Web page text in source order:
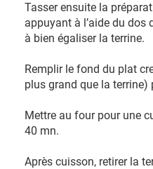
Tasser ensuite la
appuyant à l’aide du dos
à bien égaliser la terrine.
Remplir le fond du plat
plus grand que la terrine)
Mettre au four pour une
40 mn.
Après cuisson, retirer la